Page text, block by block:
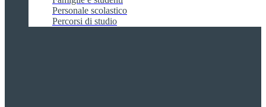
Personale scolastico
Percorsi di studio